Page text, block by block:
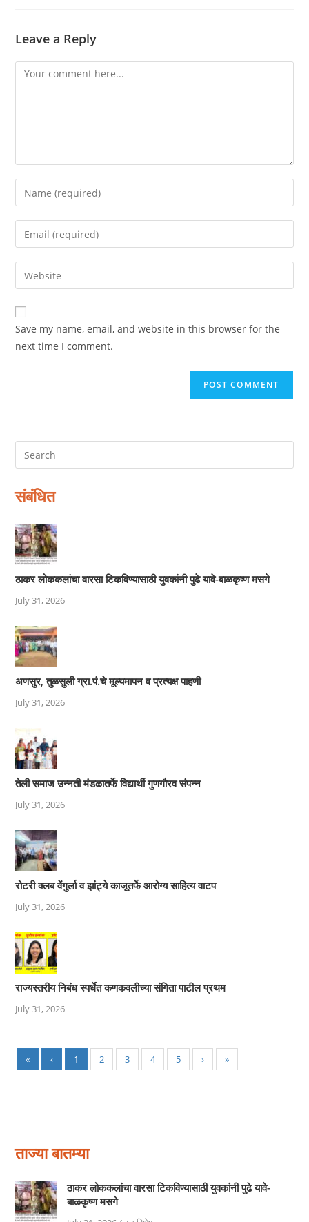
Leave a Reply
Comment
Enter
your
name
comment
Enter
your
email
address
comment
Enter
your
website
URL
(optional)
Save my name, email, and website in this browser for the
next time I comment.
संबंधित
ठाकर लोककलांचा वारसा टिकविण्यासाठी युवकांनी पुढे यावे-बाळकृष्ण मसगे
July 31, 2026
अणसुर, तुळसुली ग्रा.पं.चे मूल्यमापन व प्रत्यक्ष पाहणी
July 31, 2026
तेली समाज उन्नती मंडळातर्फे विद्यार्थी गुणगौरव संपन्न
July 31, 2026
रोटरी क्लब वेंगुर्ला व झांट्ये काजूतर्फे आरोग्य साहित्य वाटप
July 31, 2026
राज्यस्तरीय निबंध स्पर्धेत कणकवलीच्या संगिता पाटील प्रथम
July 31, 2026
« ‹ 1 2 3 4 5 › »
ताज्या बातम्या
ठाकर लोककलांचा वारसा टिकविण्यासाठी युवकांनी पुढे यावे-
बाळकृष्ण मसगे